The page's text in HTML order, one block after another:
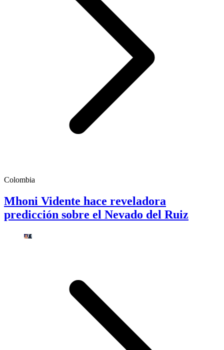
Colombia
Mhoni Vidente hace reveladora
predicción sobre el Nevado del Ruiz